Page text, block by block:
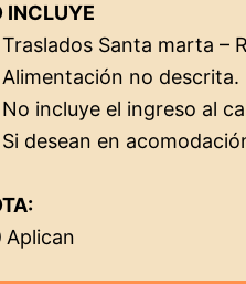
INCLUYE
Traslados Santa marta –
Alimentación no descrita.
No incluye el ingreso al
Si desean en